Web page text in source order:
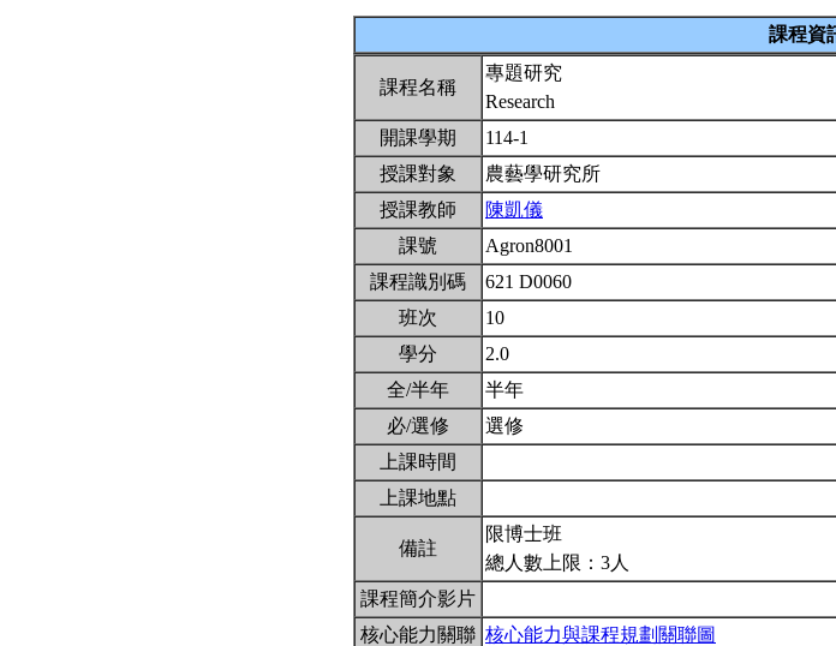
課程資
課程名稱
專題研究
Research
開課學期
114-1
授課對象
農藝學研究所
授課教師
陳凱儀
課號
Agron8001
課程識別碼
621 D0060
班次
10
學分
2.0
全/半年
半年
必/選修
選修
上課時間
上課地點
備註
限博士班
總人數上限：3人
課程簡介影片
核心能力關聯 核心能力與課程規劃關聯圖